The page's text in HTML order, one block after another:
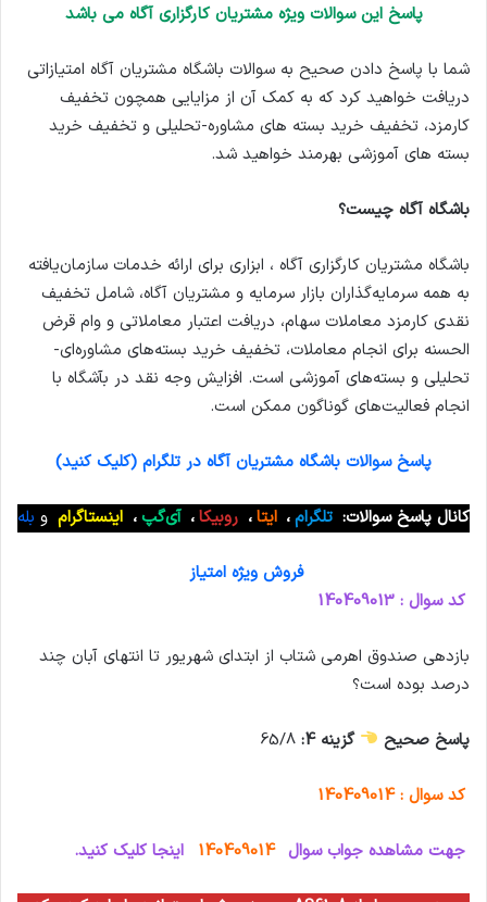
پاسخ این سوالات ویژه مشتریان کارگزاری آگاه می باشد
شما با پاسخ دادن صحیح به سوالات باشگاه مشتریان آگاه امتیازاتی
دریافت خواهید کرد که به کمک آن از مزایایی همچون تخفیف
کارمزد، تخفیف خرید بسته های مشاوره-تحلیلی و تخفیف خرید
بسته های آموزشی بهرمند خواهید شد.
باشگاه آگاه چیست؟
باشگاه مشتریان کارگزاری آگاه ، ابزاری برای ارائه خدمات سازمان‌یافته
به همه سرمایه‌گذاران بازار سرمایه و مشتریان آگاه، شامل تخفیف
نقدی کارمزد معاملات سهام، دریافت اعتبار معاملاتی و وام قرض
الحسنه برای انجام معاملات، تخفیف خرید بسته‌های مشاوره‌ای-
تحلیلی و بسته‌های آموزشی است. افزایش وجه نقد در بآشگاه با
انجام فعالیت‌های گوناگون ممکن است.
پاسخ سوالات باشگاه مشتریان آگاه در تلگرام (کلیک کنید)
کانال پاسخ سوالات: تلگرام، ایتا، روبیکا، آی‌گپ، اینستاگرام و بله
فروش ویژه امتیاز
کد سوال : 140409013
بازدهی صندوق اهرمی شتاب از ابتدای شهریور تا انتهای آبان چند
درصد بوده است؟
پاسخ صحیح گزینه 4: 65/8
کد سوال : 140409014
جهت مشاهده جواب سوال 140409014 اینجا کلیک کنید.